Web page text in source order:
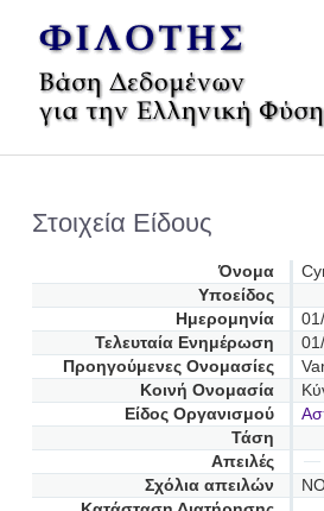
Στοιχεία Είδους
Όνομα
Υποείδος
Ημερομηνία
Τελευταία Ενημέρωση
Προηγούμενες Oνομασίες
Κοινή Ονομασία
Είδος Οργανισμού
Τάση
Απειλές
Σχόλια απειλών